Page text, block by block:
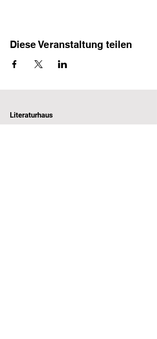
Diese Veranstaltung teilen
Literaturhaus